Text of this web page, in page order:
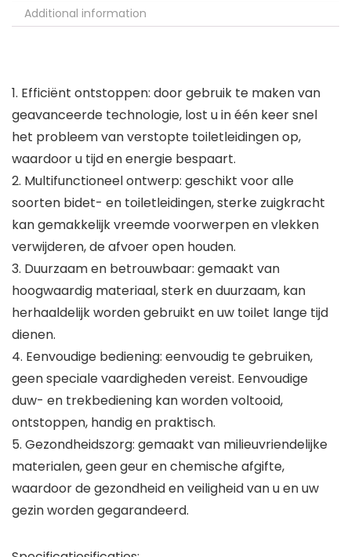
Additional information
1. Efficiënt ontstoppen: door gebruik te maken van
geavanceerde technologie, lost u in één keer snel
het probleem van verstopte toiletleidingen op,
waardoor u tijd en energie bespaart.
2. Multifunctioneel ontwerp: geschikt voor alle
soorten bidet- en toiletleidingen, sterke zuigkracht
kan gemakkelijk vreemde voorwerpen en vlekken
verwijderen, de afvoer open houden.
3. Duurzaam en betrouwbaar: gemaakt van
hoogwaardig materiaal, sterk en duurzaam, kan
herhaaldelijk worden gebruikt en uw toilet lange tijd
dienen.
4. Eenvoudige bediening: eenvoudig te gebruiken,
geen speciale vaardigheden vereist. Eenvoudige
duw- en trekbediening kan worden voltooid,
ontstoppen, handig en praktisch.
5. Gezondheidszorg: gemaakt van milieuvriendelijke
materialen, geen geur en chemische afgifte,
waardoor de gezondheid en veiligheid van u en uw
gezin worden gegarandeerd.